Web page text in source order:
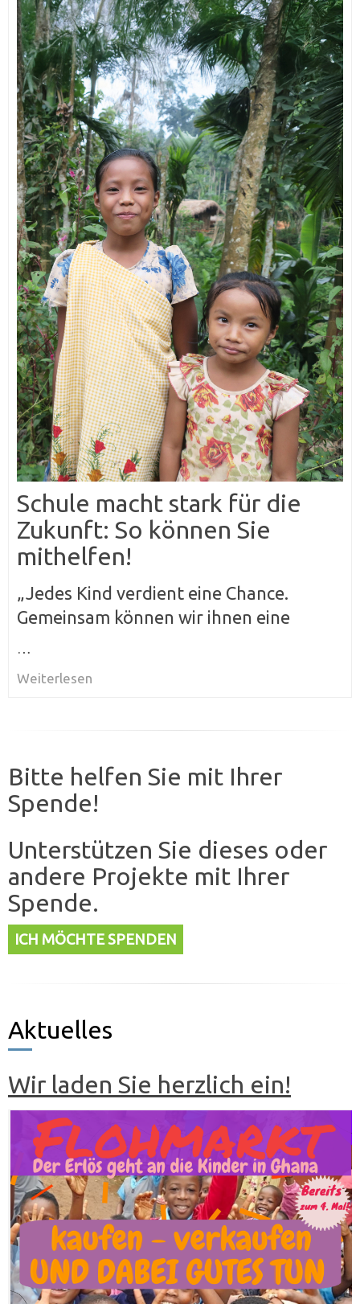
Schule macht stark für die
Zukunft: So können Sie
mithelfen!
„Jedes Kind verdient eine Chance.
Gemeinsam können wir ihnen eine
Weiterlesen
Bitte helfen Sie mit Ihrer
Spende!
Unterstützen Sie dieses oder
andere Projekte mit Ihrer
Spende.
ICH MÖCHTE SPENDEN
Aktuelles
Wir laden Sie herzlich ein!